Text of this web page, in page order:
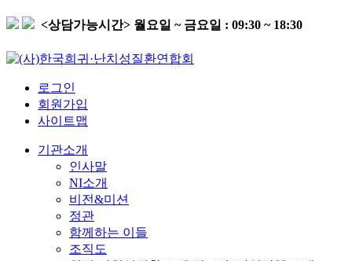
<상담가능시간> 월요일 ~ 금요일 : 09:30 ~ 18:30
로그인
회원가입
사이트맵
기관소개
인사말
NI소개
비전&미션
정관
함께하는 이들
조직도